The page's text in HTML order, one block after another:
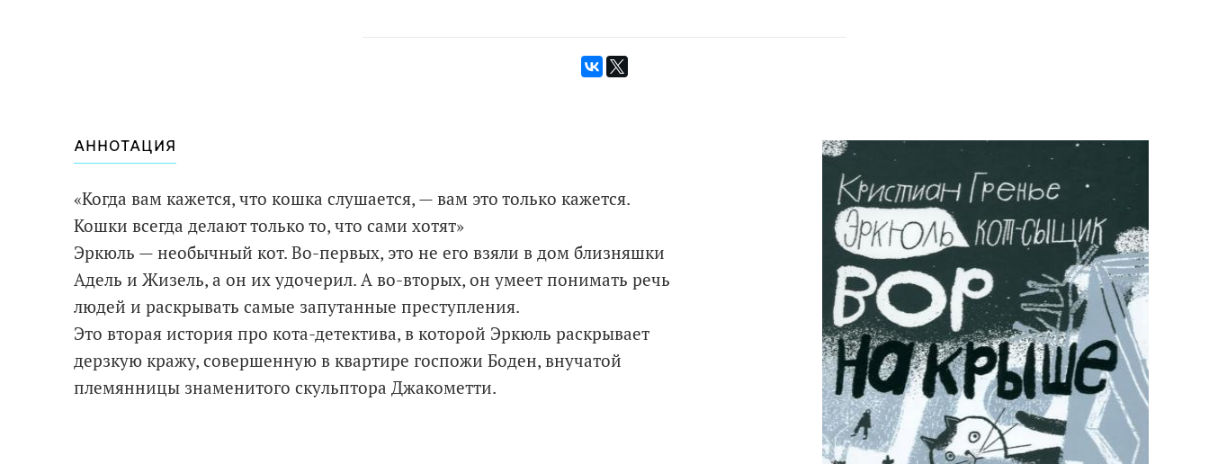
АННОТАЦИЯ
«Когда вам кажется, что кошка слушается, — вам это только кажется.
Кошки всегда делают только то, что сами хотят»
Эркюль — необычный кот. Во-первых, это не его взяли в дом близняшки
Адель и Жизель, а он их удочерил. А во-вторых, он умеет понимать речь
людей и раскрывать самые запутанные преступления.
Это вторая история про кота-детектива, в которой Эркюль раскрывает
дерзкую кражу, совершенную в квартире госпожи Боден, внучатой
племянницы знаменитого скульптора Джакометти.